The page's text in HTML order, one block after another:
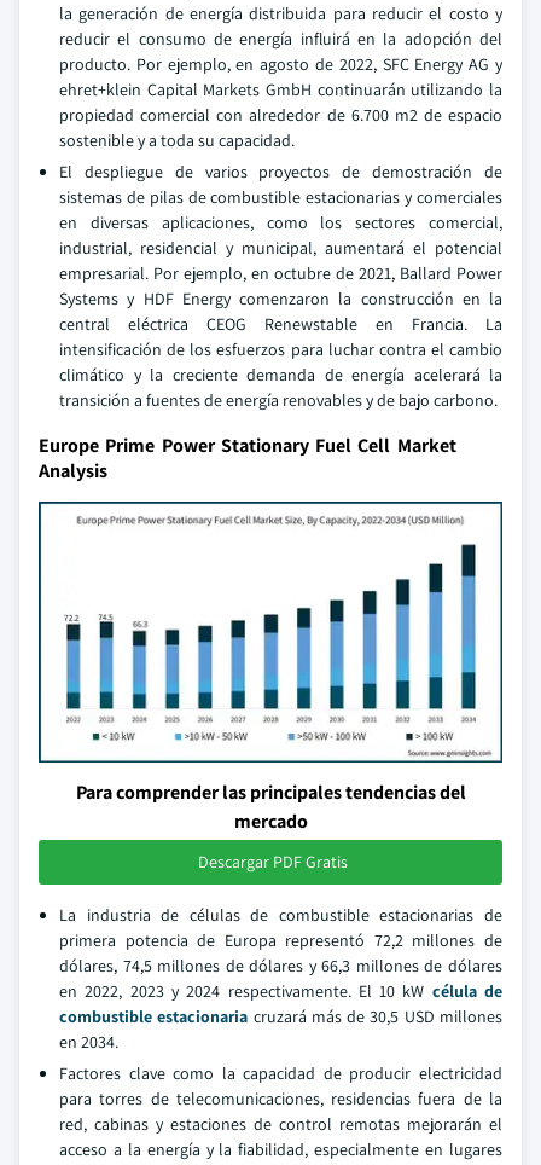
la generación de energía distribuida para reducir el costo y
reducir el consumo de energía influirá en la adopción del
producto. Por ejemplo, en agosto de 2022, SFC Energy AG y
ehret+klein Capital Markets GmbH continuarán utilizando la
propiedad comercial con alrededor de 6.700 m2 de espacio
sostenible y a toda su capacidad.
El despliegue de varios proyectos de demostración de
sistemas de pilas de combustible estacionarias y comerciales
en diversas aplicaciones, como los sectores comercial,
industrial, residencial y municipal, aumentará el potencial
empresarial. Por ejemplo, en octubre de 2021, Ballard Power
Systems y HDF Energy comenzaron la construcción en la
central eléctrica CEOG Renewstable en Francia. La
intensificación de los esfuerzos para luchar contra el cambio
climático y la creciente demanda de energía acelerará la
transición a fuentes de energía renovables y de bajo carbono.
Europe Prime Power Stationary Fuel Cell Market
Analysis
Para comprender las principales tendencias del
mercado
Descargar PDF Gratis
La industria de células de combustible estacionarias de
primera potencia de Europa representó 72,2 millones de
dólares, 74,5 millones de dólares y 66,3 millones de dólares
en 2022, 2023 y 2024 respectivamente. El 10 kW célula de
combustible estacionaria cruzará más de 30,5 USD millones
en 2034.
Factores clave como la capacidad de producir electricidad
para torres de telecomunicaciones, residencias fuera de la
red, cabinas y estaciones de control remotas mejorarán el
acceso a la energía y la fiabilidad, especialmente en lugares